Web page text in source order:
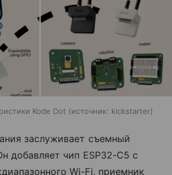
Kode Dot источник: kickstarter
заслуживает съемный
добавляет чип ESP32-C5 с
Wi-Fi, приемник